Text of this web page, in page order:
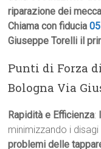
riparazione dei
Chiama con fiducia
Giuseppe Torelli il
Punti di Forza
Bologna Via
Rapidità e Efficienza:
minimizzando i
problemi delle